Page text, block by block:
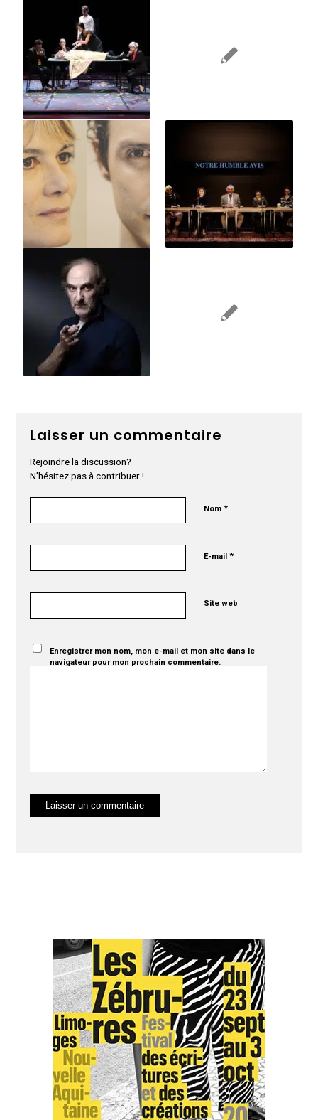
Laisser un commentaire
Rejoindre la discussion?
N’hésitez pas à contribuer !
Nom*
E-mail*
Site web
Enregistrer mon nom, mon e-mail et mon site dans le
navigateur pour mon prochain commentaire.